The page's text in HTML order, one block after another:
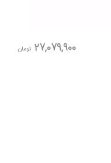
27,079,900 تومان